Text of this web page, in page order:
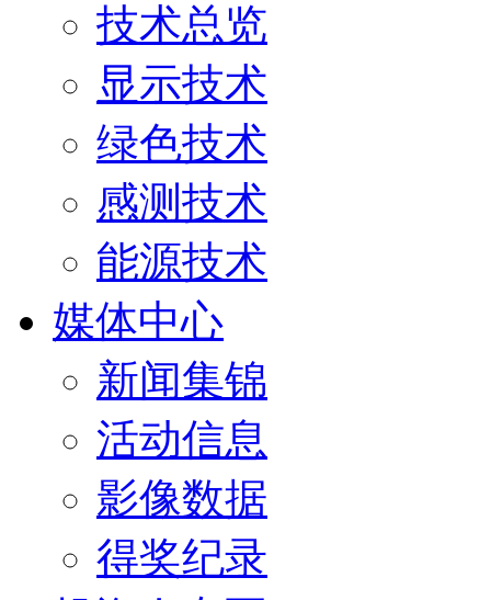
技术总览
显示技术
绿色技术
感测技术
能源技术
媒体中心
新闻集锦
活动信息
影像数据
得奖纪录